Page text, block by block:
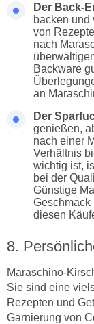
Der Back-
backen und
von
nach
Backware
an
Der
genießen,
nach einer
Verhältnis
wichtig ist,
bei der
Günstige
Geschmack
diesen
Maraschino-
Sie sind eine
Rezepten und
Garnierung von